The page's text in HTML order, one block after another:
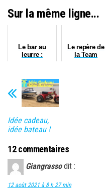
Sur la même ligne...
Le bar au
leurre :
une pêche
réussie en
Baie de
Morlaix
Le repère de
la Team
Idée cadeau,
idée bateau !
12 commentaires
Giangrasso dit :
12 août 2021 à 8 h 27 min